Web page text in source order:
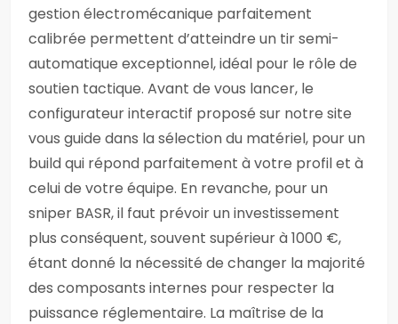
gestion électromécanique parfaitement
calibrée permettent d’atteindre un tir semi-
automatique exceptionnel, idéal pour le rôle de
soutien tactique. Avant de vous lancer, le
configurateur interactif proposé sur notre site
vous guide dans la sélection du matériel, pour un
build qui répond parfaitement à votre profil et à
celui de votre équipe. En revanche, pour un
sniper BASR, il faut prévoir un investissement
plus conséquent, souvent supérieur à 1000 €,
étant donné la nécessité de changer la majorité
des composants internes pour respecter la
puissance réglementaire. La maîtrise de la